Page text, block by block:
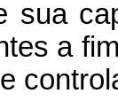
sua
a